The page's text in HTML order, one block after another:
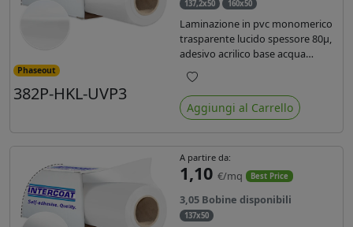
Phaseout
382P-HKL-UVP3
137,2x50 160x50
Laminazione in pvc monomerico
trasparente lucido spessore 80µ,
adesivo acrilico base acqua
permanente, liner in carta
glassine siliconata da 72 gr. Durata
3 anni, ideale per laminare stampe
con ink solvente, eco-solvente e
Preferiti
Aggiungi al Carrello
A partire da:
1,10 €/mq Best Price
3,05 Bobine disponibili
137x50